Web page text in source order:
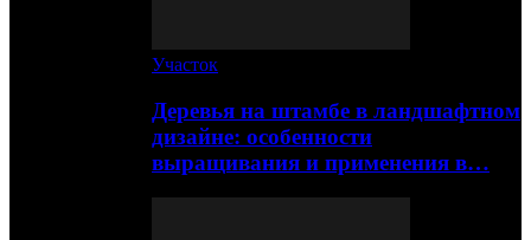
Участок
Деревья на штамбе в ландшафтном
дизайне: особенности
выращивания и применения в…